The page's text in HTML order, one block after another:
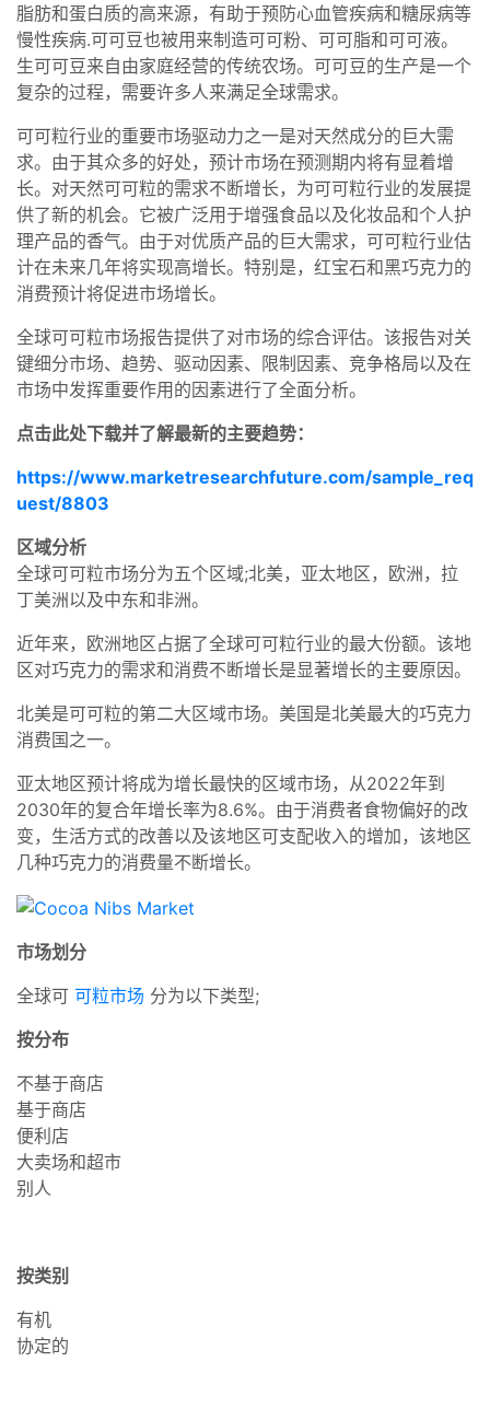
脂肪和蛋白质的高来源，有助于预防心血管疾病和糖尿病等
慢性疾病.可可豆也被用来制造可可粉、可可脂和可可液。
生可可豆来自由家庭经营的传统农场。可可豆的生产是一个
复杂的过程，需要许多人来满足全球需求。
可可粒行业的重要市场驱动力之一是对天然成分的巨大需
求。由于其众多的好处，预计市场在预测期内将有显着增
长。对天然可可粒的需求不断增长，为可可粒行业的发展提
供了新的机会。它被广泛用于增强食品以及化妆品和个人护
理产品的香气。由于对优质产品的巨大需求，可可粒行业估
计在未来几年将实现高增长。特别是，红宝石和黑巧克力的
消费预计将促进市场增长。
全球可可粒市场报告提供了对市场的综合评估。该报告对关
键细分市场、趋势、驱动因素、限制因素、竞争格局以及在
市场中发挥重要作用的因素进行了全面分析。
点击此处下载并了解最新的主要趋势：
https://www.marketresearchfuture.com/sample_req
uest/8803
区域分析
全球可可粒市场分为五个区域;北美，亚太地区，欧洲，拉
丁美洲以及中东和非洲。
近年来，欧洲地区占据了全球可可粒行业的最大份额。该地
区对巧克力的需求和消费不断增长是显著增长的主要原因。
北美是可可粒的第二大区域市场。美国是北美最大的巧克力
消费国之一。
亚太地区预计将成为增长最快的区域市场，从2022年到
2030年的复合年增长率为8.6%。由于消费者食物偏好的改
变，生活方式的改善以及该地区可支配收入的增加，该地区
几种巧克力的消费量不断增长。
市场划分
全球可 可粒市场 分为以下类型;
按分布
不基于商店
基于商店
便利店
大卖场和超市
别人
按类别
有机
协定的